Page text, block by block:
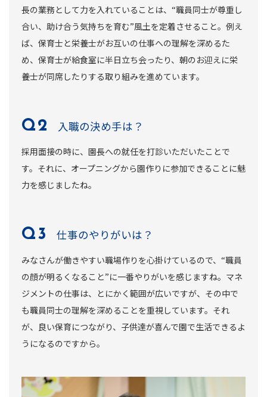
長の業務として力を入れていることは、“職員同士が尊重し
合い、助け合う気持ちを育む”風土を定着させること。例え
ば、保育士と栄養士がお互いの仕事への理解を深めるた
め、保育士が給食室に半日立ち会ったり、朝のお迎えに栄
養士が同席したりする取り組みを進めています。
入職の決め手は？
採用面接の時に、園長への就任を打診いただいたことで
す。それに、オープニングから園作りに参加できることに魅
力を感じましたね。
仕事のやりがいは？
みなさんが働きやすい職場作りを心掛けているので、“職員
の顔が明るくなること”に一番やりがいを感じますね。マネ
ジメントの仕事は、とにかく範囲が広いですが、その中で
も職員同士の理解を深めることを重視しています。それ
が、良い保育につながり、子供達が喜んで園で生活できるよ
うになるのですから。